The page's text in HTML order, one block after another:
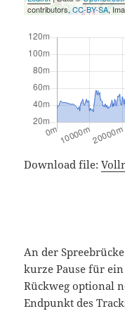
contributors,CC-BY-SA,
Download file:
An der
kurze Pause für
Rückweg optional
Endpunkt des